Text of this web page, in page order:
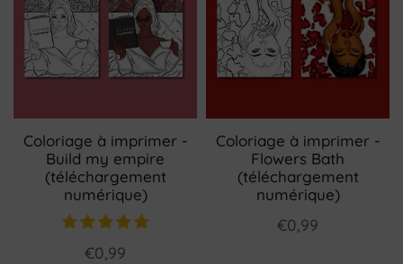
Coloriage à imprimer -
Build my empire
(téléchargement
numérique)
€0,99
Coloriage à imprimer -
Flowers Bath
(téléchargement
numérique)
€0,99